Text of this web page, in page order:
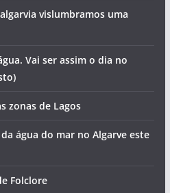
vislumbramos uma
Vai ser assim o dia no
zonas de Lagos
água do mar no Algarve este
Folclore